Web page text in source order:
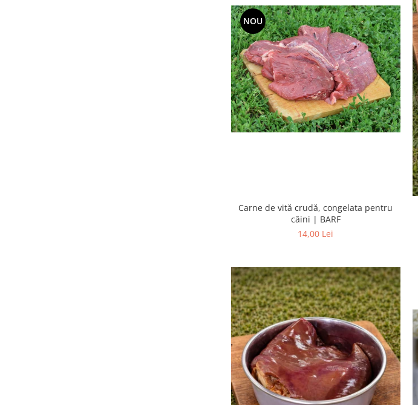
NOU
Carne de vită crudă, congelata pentru
câini | BARF
14,00 Lei